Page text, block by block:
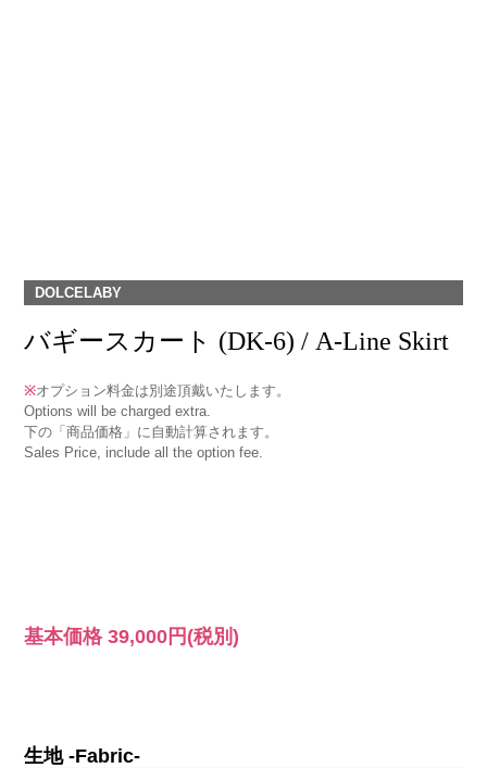
DOLCELABY
バギースカート (DK-6) / A-Line Skirt
※オプション料金は別途頂戴いたします。
Options will be charged extra.
下の「商品価格」に自動計算されます。
Sales Price, include all the option fee.
基本価格39,000円 (税別)
生地 -Fabric-